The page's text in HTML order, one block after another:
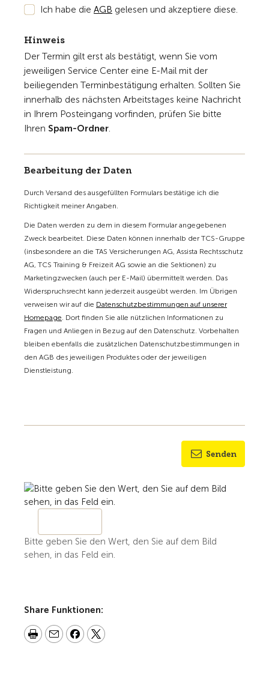
Ich habe die AGB gelesen und akzeptiere diese.
Hinweis
Der Termin gilt erst als bestätigt, wenn Sie vom
jeweiligen Service Center eine E-Mail mit der
beiliegenden Terminbestätigung erhalten. Sollten Sie
innerhalb des nächsten Arbeitstages keine Nachricht
in Ihrem Posteingang vorfinden, prüfen Sie bitte
Ihren Spam-Ordner.
Bearbeitung der Daten
Durch Versand des ausgefüllten Formulars bestätige ich die
Richtigkeit meiner Angaben.
Die Daten werden zu dem in diesem Formular angegebenen
Zweck bearbeitet. Diese Daten können innerhalb der TCS-Gruppe
(insbesondere an die TAS Versicherungen AG, Assista Rechtsschutz
AG, TCS Training & Freizeit AG sowie an die Sektionen) zu
Marketingzwecken (auch per E-Mail) übermittelt werden. Das
Widerspruchsrecht kann jederzeit ausgeübt werden. Im Übrigen
verweisen wir auf die Datenschutzbestimmungen auf unserer
Homepage. Dort finden Sie alle nützlichen Informationen zu
Fragen und Anliegen in Bezug auf den Datenschutz. Vorbehalten
bleiben ebenfalls die zusätzlichen Datenschutzbestimmungen in
den AGB des jeweiligen Produktes oder der jeweiligen
Dienstleistung.
Senden
Bitte geben Sie den Wert, den Sie auf dem Bild
sehen, in das Feld ein.
Share Funktionen: